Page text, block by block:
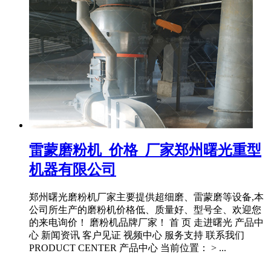
雷蒙磨粉机_价格_厂家郑州曙光重型
机器有限公司
郑州曙光磨粉机厂家主要提供超细磨、雷蒙磨等设备,本
公司所生产的磨粉机价格低、质量好、型号全、欢迎您
的来电询价！ 磨粉机品牌厂家！ 首 页 走进曙光 产品中
心 新闻资讯 客户见证 视频中心 服务支持 联系我们
PRODUCT CENTER 产品中心 当前位置： > ...